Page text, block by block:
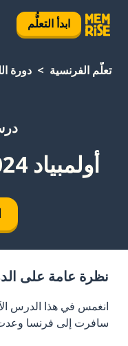
ابدأ التعلُّم
تعلَّم الفرنسية دورة
أولمبياد 2024: لماذا باريس؟
نظرة عامة على
سافرت إلى فرنسا